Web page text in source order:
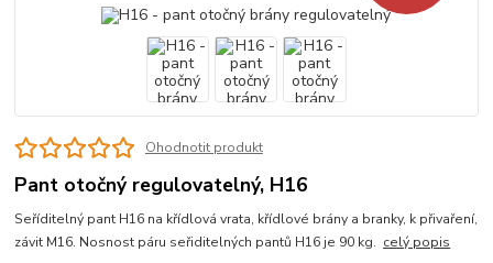
Ohodnotit produkt
Pant otočný regulovatelný, H16
Seříditelný pant H16 na křídlová vrata, křídlové brány a branky, k přivaření,
závit M16. Nosnost páru seřiditelných pantů H16 je 90 kg. celý popis